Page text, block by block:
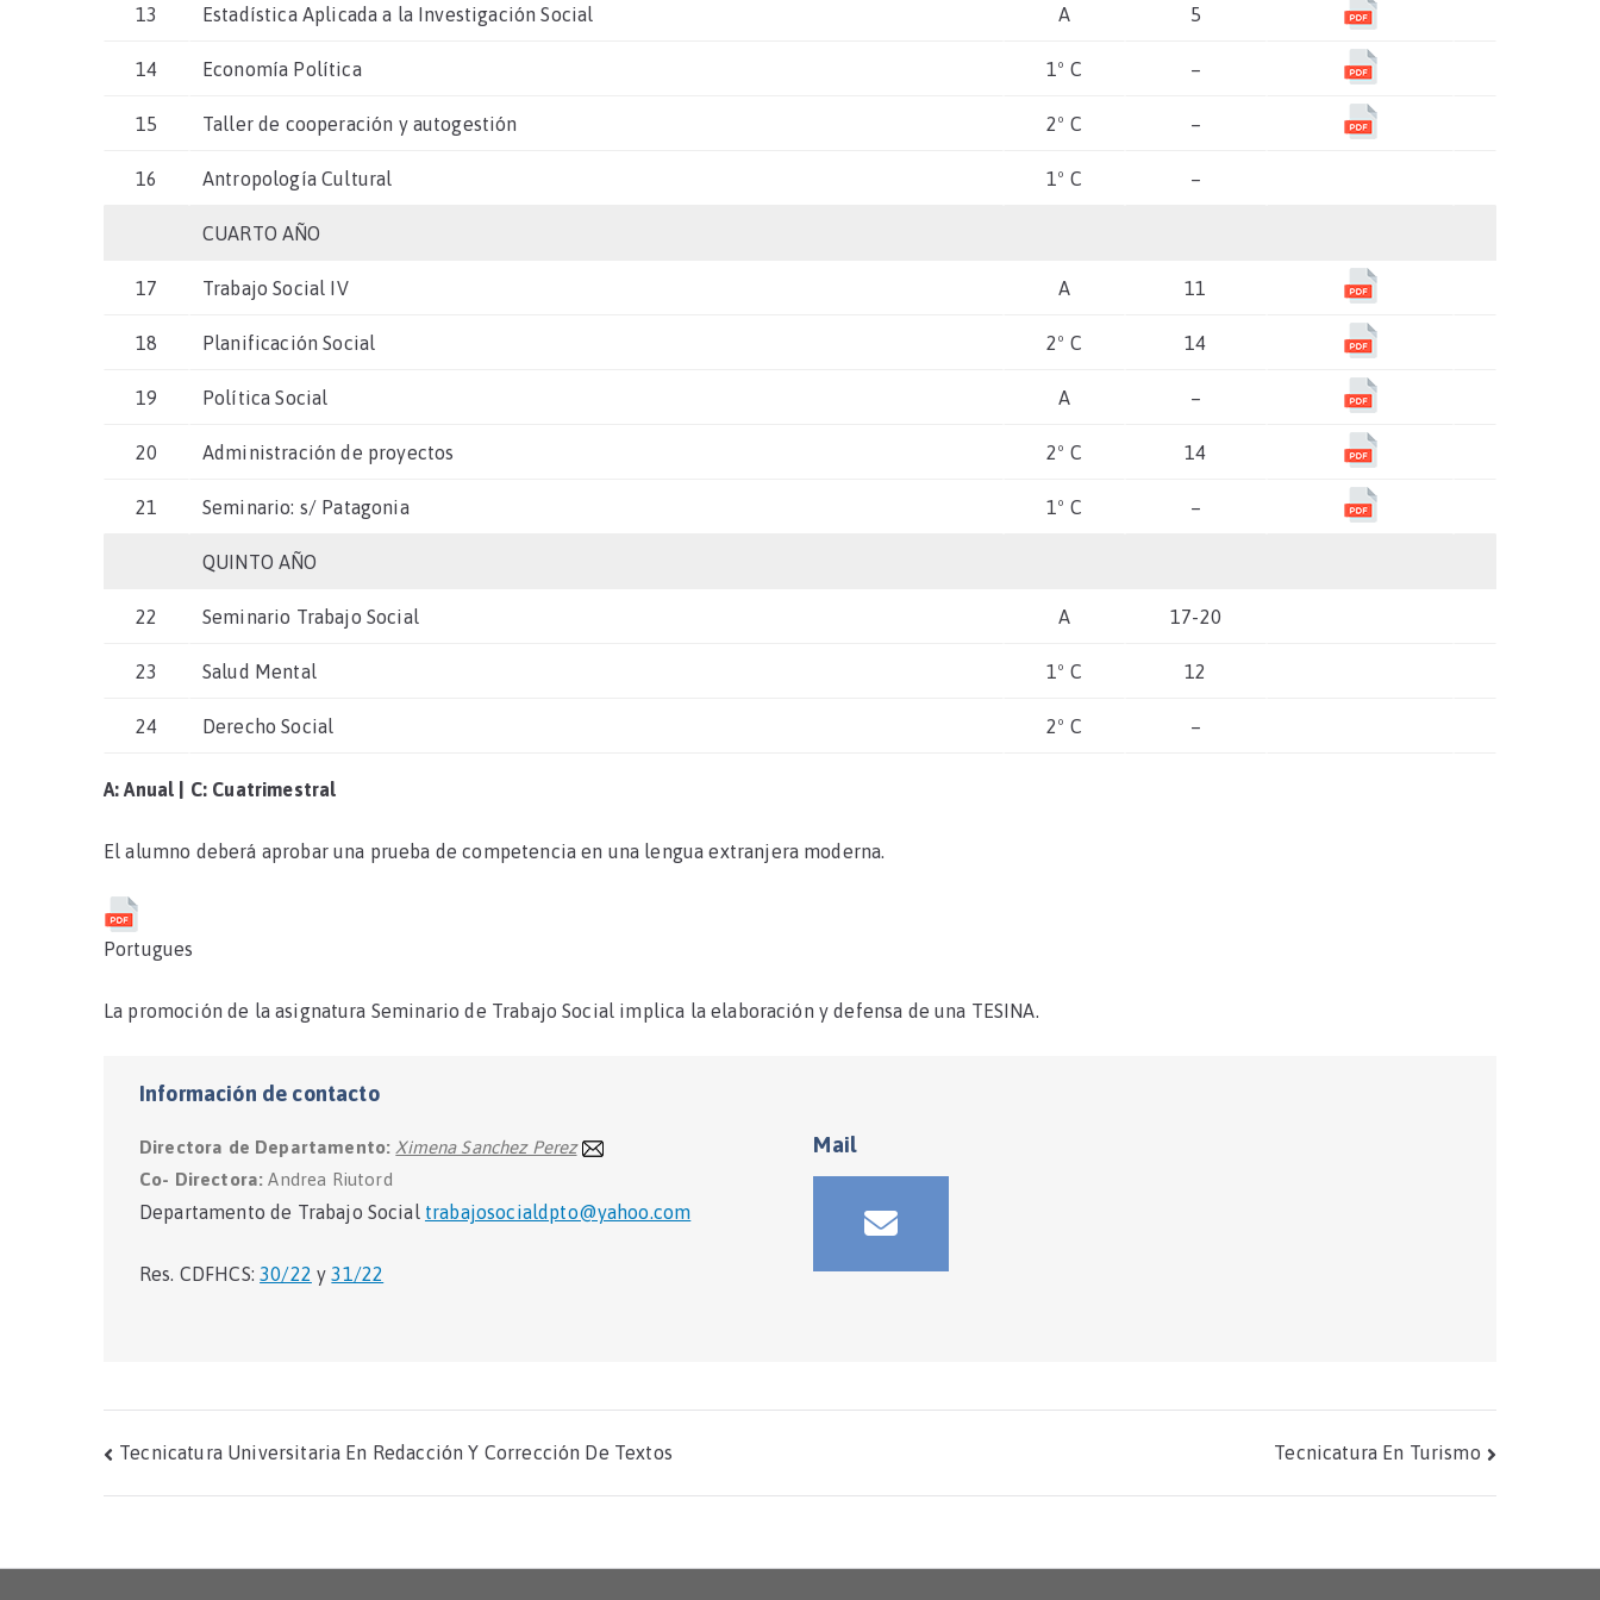
13 Estadística Aplicada a la Investigación Social A 5
14 Economía Política 1º C –
15 Taller de cooperación y autogestión 2º C –
16 Antropología Cultural 1º C –
CUARTO AÑO
17 Trabajo Social IV A 11
18 Planificación Social 2º C 14
19 Política Social A –
20 Administración de proyectos 2º C 14
21 Seminario: s/ Patagonia 1º C –
QUINTO AÑO
22 Seminario Trabajo Social A 17-20
23 Salud Mental 1º C 12
24 Derecho Social 2º C –
A: Anual | C: Cuatrimestral
El alumno deberá aprobar una prueba de competencia en una lengua extranjera moderna.
Portugues
La promoción de la asignatura Seminario de Trabajo Social implica la elaboración y defensa de una TESINA.
Información de contacto
Directora de Departamento: Ximena Sanchez Perez
Co- Directora: Andrea Riutord
Departamento de Trabajo Social trabajosocialdpto@yahoo.com
Res. CDFHCS:30/22 y31/22
Mail
Navegación
de
Tecnicatura Universitaria En Redacción Y Corrección De Textos Tecnicatura En Turismo